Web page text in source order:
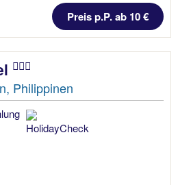
Preis p.P. ab 10 €
Philippinen